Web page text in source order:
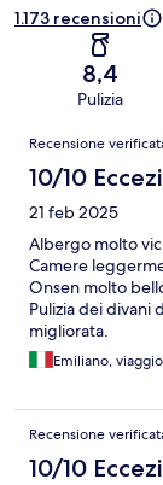
1.173 recensioni
8,4
Pulizia
Recensioni
Recensione
10/10
21 feb 2025
Albergo molto
Camere
Onsen molto
Pulizia dei divani
migliorata.
Emiliano,
Recensione
10/10